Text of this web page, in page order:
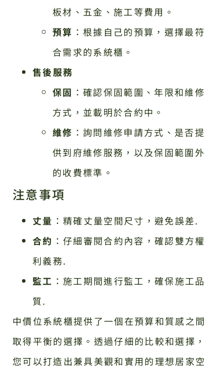
板材、五金、施工等費用。
預算 ：根據自己的預算，選擇最符
合需求的系統櫃。
售後服務
保固 ：確認保固範圍、年限和維修
方式，並載明於合約中。
維修 ：詢問維修申請方式、是否提
供到府維修服務，以及保固範圍外
的收費標準。
注意事項
丈量 ：精確丈量空間尺寸，避免誤差.
合約 ：仔細審閱合約內容，確認雙方權
利義務.
監工 ：施工期間進行監工，確保施工品
質.
中價位系統櫃提供了一個在預算和質感之間
取得平衡的選擇。透過仔細的比較和選擇，
您可以打造出兼具美觀和實用的理想居家空